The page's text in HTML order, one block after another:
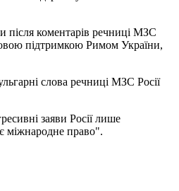
після коментарів речниці МЗС
підтримкою Римом України,
слова речниці МЗС Росії
заяви Росії лише
міжнародне право".